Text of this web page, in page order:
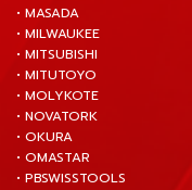
• MASADA
• MILWAUKEE
• MITSUBISHI
• MITUTOYO
• MOLYKOTE
• NOVATORK
• OKURA
• OMASTAR
• PBSWISSTOOLS